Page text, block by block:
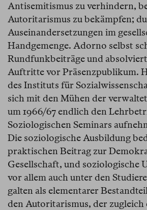
Antisemitismus zu verhindern,
Autoritarismus zu bekämpfen;
Auseinandersetzungen im
Handgemenge. Adorno selbst
Rundfunkbeiträge und
Auftritte vor Präsenzpublikum.
des Instituts für
sich mit den Mühen der
um 1966/67 endlich den
Soziologischen Seminars
Die soziologische Ausbildung
praktischen Beitrag zur
Gesellschaft, und soziologische
vor allem auch unter den
galten als elementarer
den Autoritarismus, der zugleich